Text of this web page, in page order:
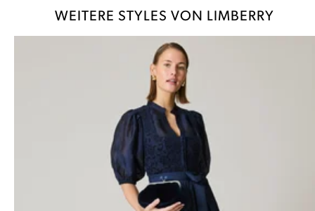
WEITERE STYLES VON LIMBERRY